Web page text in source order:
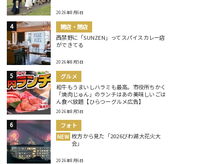
2026年8月6日
開店・閉店
西禁野に「SUNZEN」ってスパイスカレー店
ができてる
2026年8月5日
グルメ
和牛もうまいしハラミも最高。市役所ちかく
「焼肉じゅん」のランチはあの美味しいごは
ん食べ放題【ひらつーグルメ広告】
2026年8月5日
フォト
NEW 枚方から見た「2026びわ湖大花火大
会」
2026年8月6日